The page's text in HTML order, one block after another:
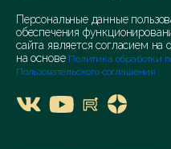
Персональные данные
обеспечения
сайта является согласием на
на основе Политика обработки
Пользовательского соглашения